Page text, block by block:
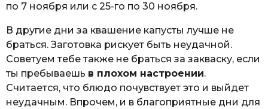
по 7 ноября или с 25-го по 30 ноября.
В другие дни за квашение капусты лучше не
браться. Заготовка рискует быть неудачной.
Советуем тебе также не браться за закваску, если
ты пребываешь в плохом настроении.
Считается, что блюдо почувствует это и выйдет
неудачным. Впрочем, и в благоприятные дни для